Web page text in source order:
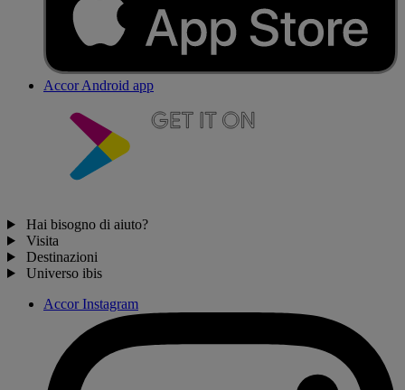
Accor Android app
Hai bisogno di aiuto?
Visita
Destinazioni
Universo ibis
Accor Instagram